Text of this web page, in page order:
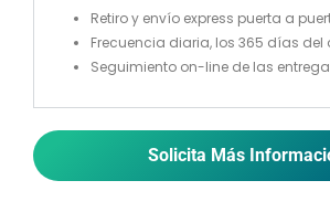
Retiro y envío express puerta a
Frecuencia diaria, los 365 días del
Seguimiento on-line de las
Solicita Más